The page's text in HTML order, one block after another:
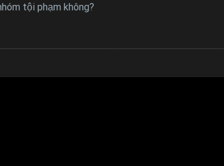
tội phạm không?